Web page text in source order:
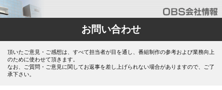
お問い合わせ
頂いたご意見・ご感想は、すべて担当者が目を通し、番組制作の参考および業務向上
のために使わせて頂きます。
なお、ご質問・ご意見に関してお返事を差し上げられない場合がありますので、ご了
承下さい。